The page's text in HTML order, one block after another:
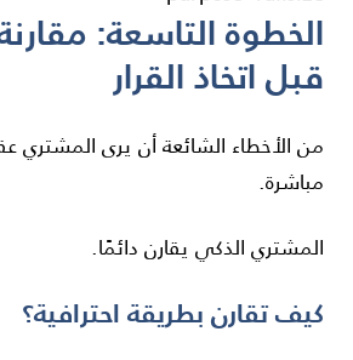
الخطوة التاسعة:
قبل اتخاذ القرار
من الأخطاء الشائعة أن يرى المشتري
مباشرة.
المشتري الذكي يقارن دائمًا.
كيف تقارن بطريقة احترافية؟